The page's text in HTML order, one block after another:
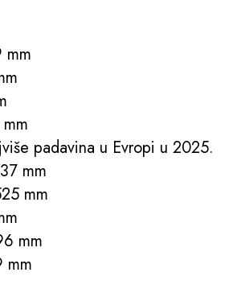
padavina u Evropi u 2025.
mm
mm
mm
mm